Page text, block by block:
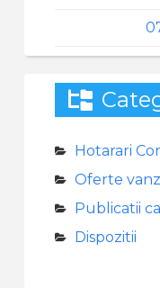
Hotarari
Oferte
Publicatii
Dispozitii